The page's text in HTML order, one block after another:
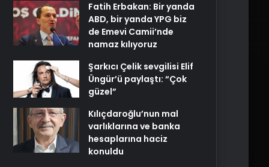
Fatih Erbakan: Bir yanda
ABD, bir yanda YPG biz
de Emevi Camii’nde
namaz kılıyoruz
Şarkıcı Çelik sevgilisi Elif
Üngür’ü paylaştı: “Çok
güzel”
Kılıçdaroğlu’nun mal
varlıklarına ve banka
hesaplarına haciz
konuldu